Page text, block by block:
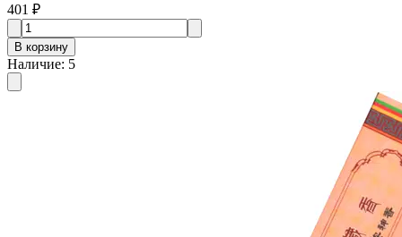
401 ₽
В корзину
Наличие: 5